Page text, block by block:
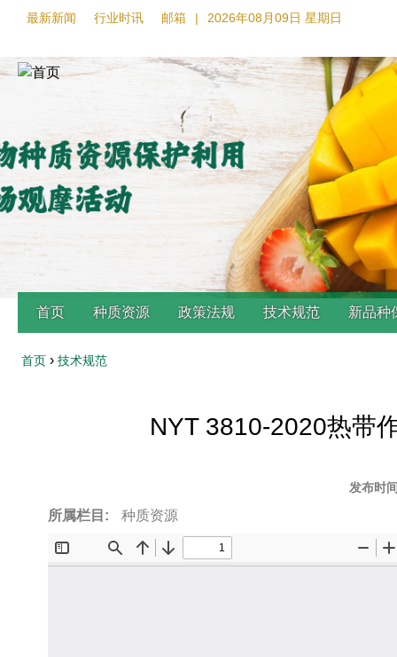
最新新闻 行业时讯 邮箱 | 2026年08月09日 星期日
首页 种质资源 政策法规 技术规范 新品种
首页 › 技术规范
NYT 3810-2020热带
发布时
所属栏目: 种质资源